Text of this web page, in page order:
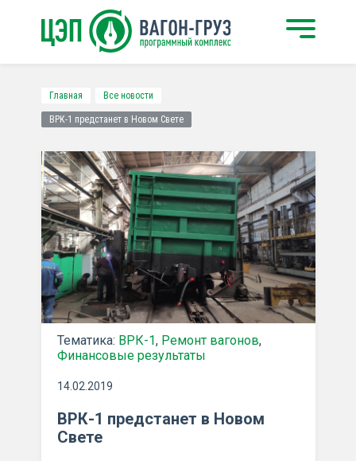
Главная Все новости
ВРК-1 предстанет в Новом Свете
Тематика: ВРК-1, Ремонт вагонов,
Финансовые результаты
14.02.2019
ВРК-1 предстанет в Новом
Свете